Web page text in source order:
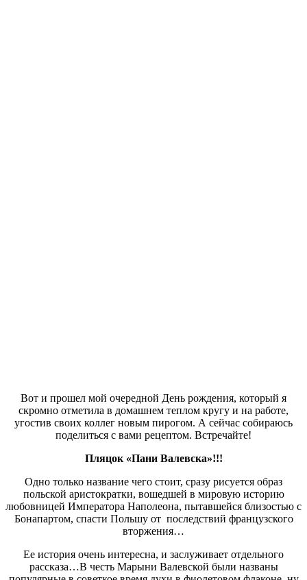
Вот и прошел мой очередной День рождения, который я
скромно отметила в домашнем теплом кругу и на работе,
угостив своих коллег новым пирогом. А сейчас собираюсь
поделиться с вами рецептом. Встречайте!
Пляцок «Пани Валевска»!!!
Одно только название чего стоит, сразу рисуется образ
польской аристократки, вошедшей в мировую историю
любовницей Императора Наполеона, пытавшейся близостью с
Бонапартом, спасти Польшу от последствий французского
вторжения…
Ее история очень интересна, и заслуживает отдельного
рассказа…В честь Марыни Валевской были названы